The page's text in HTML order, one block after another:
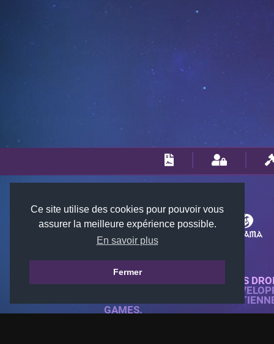
Ce site utilise des cookies pour pouvoir vous
assurer la meilleure expérience possible.
En savoir plus
Fermer
© 2018-2026 KTARENA. TOUS
SITE WEB ENTIÈREMENT
TOUTES LES IMAGES
GAMES.